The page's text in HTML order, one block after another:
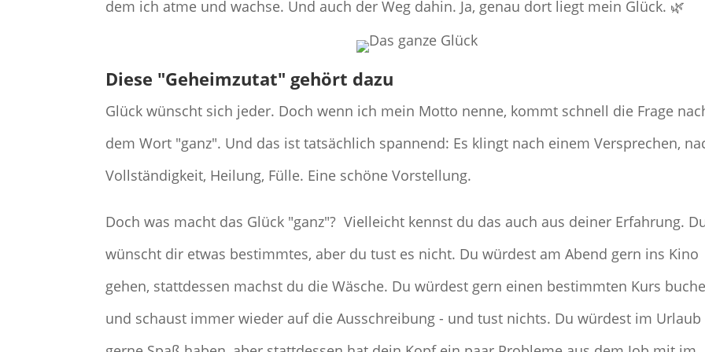
dem ich atme und wachse. Und auch der Weg dahin. Ja, genau dort liegt mein Glück. 🌿
Diese "Geheimzutat" gehört dazu
Glück wünscht sich jeder. Doch wenn ich mein Motto nenne, kommt schnell die Frage
dem Wort "ganz". Und das ist tatsächlich spannend: Es klingt nach einem Versprechen,
Vollständigkeit, Heilung, Fülle. Eine schöne Vorstellung.
Doch was macht das Glück "ganz"? Vielleicht kennst du das auch aus deiner Erfahrung.
wünscht dir etwas bestimmtes, aber du tust es nicht. Du würdest am Abend gern ins Kino
gehen, stattdessen machst du die Wäsche. Du würdest gern einen bestimmten Kurs
und schaust immer wieder auf die Ausschreibung - und tust nichts. Du würdest im Urlaub